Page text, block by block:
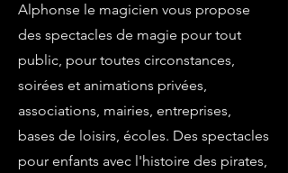
Alphonse le magicien vous propose
des spectacles de magie pour tout
public, pour toutes circonstances,
soirées et animations privées,
associations, mairies, entreprises,
bases de loisirs, écoles. Des spectacles
pour enfants avec l'histoire des pirates,